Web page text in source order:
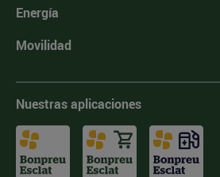
Energía
Movilidad
Nuestras aplicaciones